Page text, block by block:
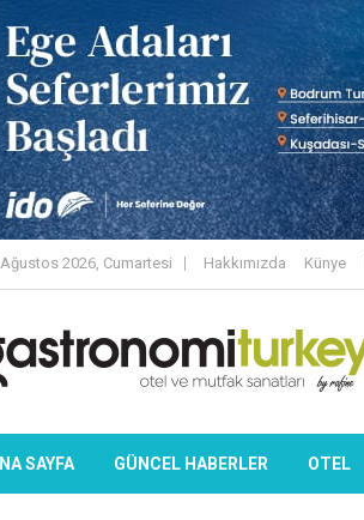
2026, Cumartesi Hakkımızda Künye
SAYFA GÜNCEL HABERLER OTEL